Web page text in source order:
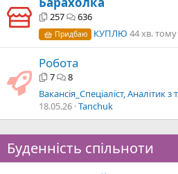
257 636
Придбаю КУПЛЮ 44 хв. тому
Робота
7
8
Вакансія_Спеціаліст, Аналітик
18.05.26 Tanchuk
Буденність спільноти